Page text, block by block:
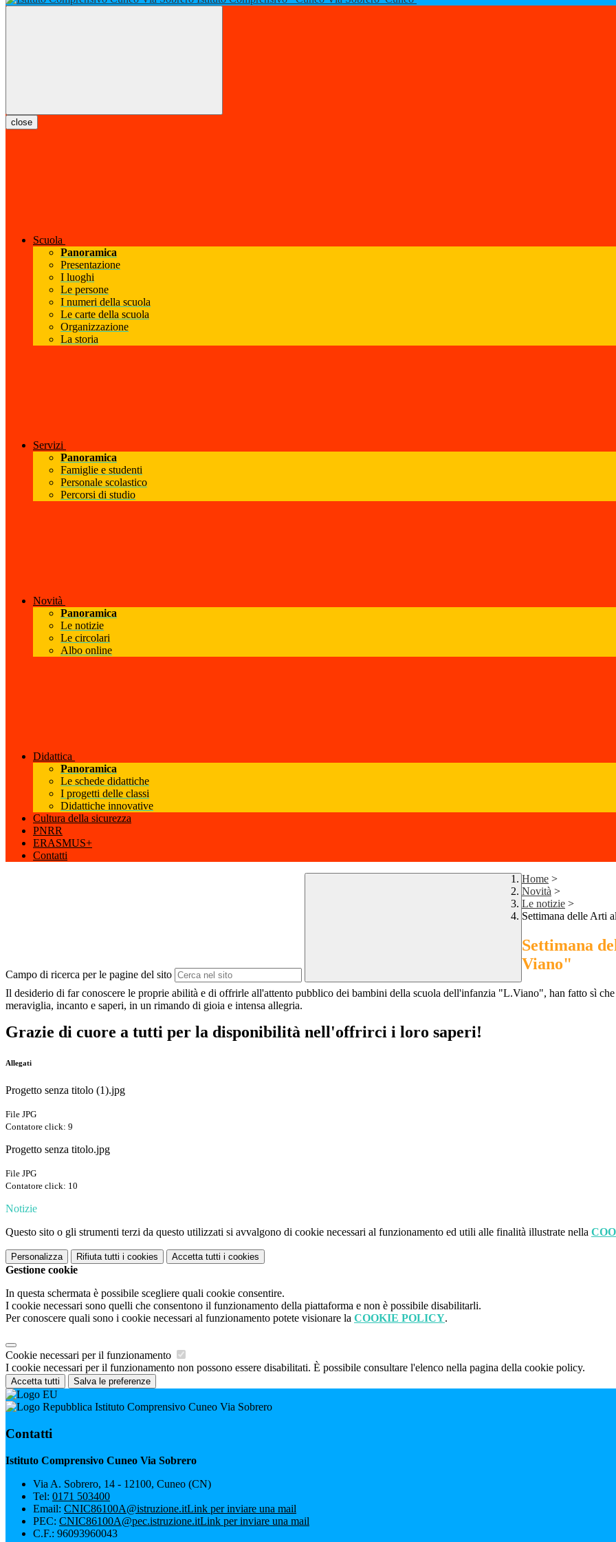
close
Scuola
Panoramica
Presentazione
I luoghi
Le persone
I numeri della scuola
Le carte della scuola
Organizzazione
La storia
Servizi
Panoramica
Famiglie e studenti
Personale scolastico
Percorsi di studio
Novità
Panoramica
Le notizie
Le circolari
Albo online
Didattica
Panoramica
Le schede didattiche
I progetti delle classi
Didattiche innovative
Cultura della sicurezza
PNRR
ERASMUS+
Contatti
Campo di ricerca per le pagine del sito
Home >
Novità >
Le notizie >
Settimana delle Arti
Settimana
Viano"
Il desiderio di far conoscere le proprie abilità e di offrirle all'attento pubblico dei bambini della scuola dell'infanzia "L.Viano", han fatto sì
meraviglia, incanto e saperi, in un rimando di gioia e intensa allegria.
Grazie di cuore a tutti per la disponibilità nell'offrirci i loro saperi!
Allegati
Progetto senza titolo (1).jpg
File JPG
Contatore click: 9
Progetto senza titolo.jpg
File JPG
Contatore click: 10
Notizie
Questo sito o gli strumenti terzi da questo utilizzati si avvalgono di cookie necessari al funzionamento ed utili alle finalità illustrate nella
Personalizza Rifiuta tutti i cookies Accetta tutti i cookies
Gestione cookie
In questa schermata è possibile scegliere quali cookie consentire.
I cookie necessari sono quelli che consentono il funzionamento della piattaforma e non è possibile disabilitarli.
Per conoscere quali sono i cookie necessari al funzionamento potete visionare la COOKIE POLICY.
Cookie necessari per il funzionamento
I cookie necessari per il funzionamento non possono essere disabilitati. È possibile consultare l'elenco nella pagina della cookie policy.
Accetta tutti Salva le preferenze
Istituto Comprensivo Cuneo Via Sobrero
Contatti
Istituto Comprensivo Cuneo Via Sobrero
Via A. Sobrero, 14 - 12100, Cuneo (CN)
Tel: 0171 503400
Email: CNIC86100A@istruzione.itLink per inviare una mail
PEC: CNIC86100A@pec.istruzione.itLink per inviare una mail
C.F.: 96093960043